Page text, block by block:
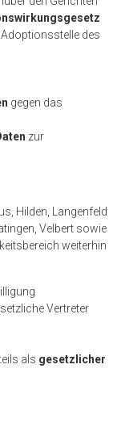
des
gegen das
zur
Hilden, Langenfeld
Velbert sowie
weiterhin
Vertreter
als gesetzlicher